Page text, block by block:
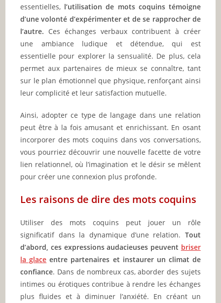
essentielles, l’utilisation de mots coquins témoigne
d’une volonté d’expérimenter et de se rapprocher de
l’autre. Ces échanges verbaux contribuent à créer
une ambiance ludique et détendue, qui est
essentielle pour explorer la sensualité. De plus, cela
permet aux partenaires de mieux se connaître, tant
sur le plan émotionnel que physique, renforçant ainsi
leur complicité et leur satisfaction mutuelle.
Ainsi, adopter ce type de langage dans une relation
peut être à la fois amusant et enrichissant. En osant
incorporer des mots coquins dans vos conversations,
vous pourriez découvrir une nouvelle facette de votre
lien relationnel, où l’imagination et le désir se mêlent
pour créer une connexion plus profonde.
Les raisons de dire des mots coquins
Utiliser des mots coquins peut jouer un rôle
significatif dans la dynamique d’une relation. Tout
d’abord, ces expressions audacieuses peuvent briser
la glace entre partenaires et instaurer un climat de
confiance. Dans de nombreux cas, aborder des sujets
intimes ou érotiques contribue à rendre les échanges
plus fluides et à diminuer l’anxiété. En créant un